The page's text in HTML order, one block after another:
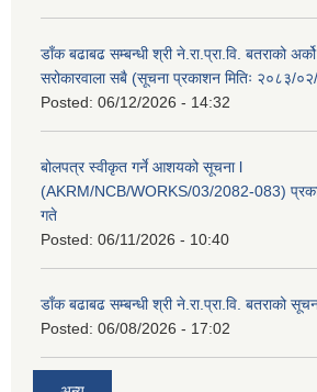
डाँक बढाबढ सम्बन्धी श्री ने.रा.प्रा.वि. बतराको
सरोकारवाला सबै (सूचना प्रकाशन मितिः २०८३/
Posted: 06/12/2026 - 14:32
बोलपत्र स्वीकृत गर्ने आशयको सूचना l
(AKRM/NCB/WORKS/03/2082-083)
गते
Posted: 06/11/2026 - 10:40
डाँक बढाबढ सम्बन्धी श्री ने.रा.प्रा.वि. बतराको
Posted: 06/08/2026 - 17:02